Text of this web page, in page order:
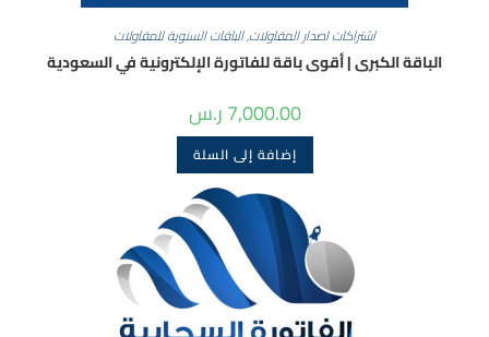
اشتراكات اصدار المقاولات,الباقات السنوية للمقاولات
الباقة الكبرى | أقوى باقة للفاتورة الإلكترونية في السعودية
7,000.00ر.س
إضافة إلى السلة